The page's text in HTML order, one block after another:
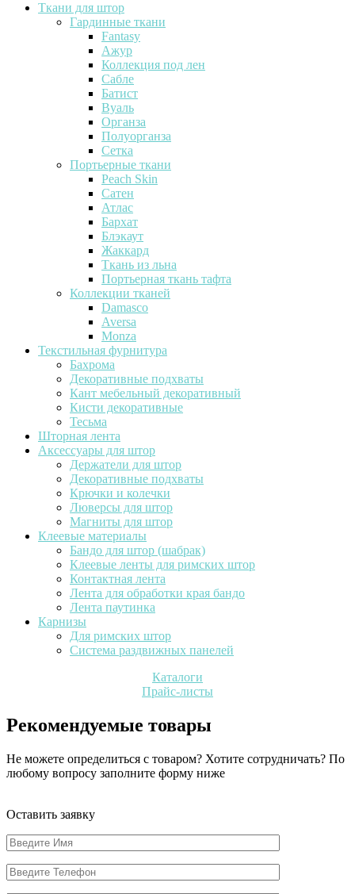
Ткани для штор
Гардинные ткани
Fantasy
Ажур
Коллекция под лен
Сабле
Батист
Вуаль
Органза
Полуорганза
Сетка
Портьерные ткани
Peach Skin
Сатен
Атлас
Бархат
Блэкаут
Жаккард
Ткань из льна
Портьерная ткань тафта
Коллекции тканей
Damasco
Aversa
Monza
Текстильная фурнитура
Бахрома
Декоративные подхваты
Кант мебельный декоративный
Кисти декоративные
Тесьма
Шторная лента
Аксессуары для штор
Держатели для штор
Декоративные подхваты
Крючки и колечки
Люверсы для штор
Магниты для штор
Клеевые материалы
Бандо для штор (шабрак)
Клеевые ленты для римских штор
Контактная лента
Лента для обработки края бандо
Лента паутинка
Карнизы
Для римских штор
Система раздвижных панелей
Каталоги
Прайс-листы
Рекомендуемые товары
Не можете определиться с товаром? Хотите сотрудничать? По
любому вопросу заполните форму ниже
Оставить заявку